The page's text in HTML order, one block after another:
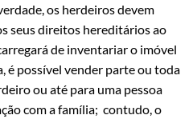
os herdeiros devem
seus direitos hereditários ao
de inventariar o imóvel
é possível vender parte ou toda
ou até para uma pessoa
com a família; contudo, o